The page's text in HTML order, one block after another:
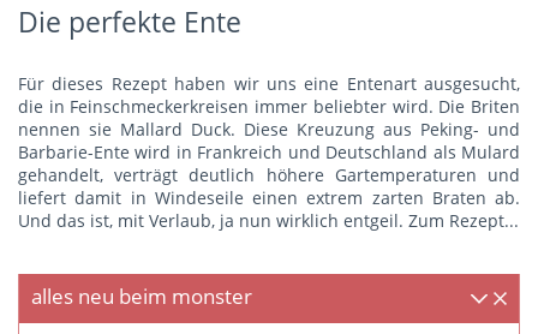
Die perfekte Ente
Für dieses Rezept haben wir uns eine Entenart ausgesucht,
die in Feinschmeckerkreisen immer beliebter wird. Die Briten
nennen sie Mallard Duck. Diese Kreuzung aus Peking- und
Barbarie-Ente wird in Frankreich und Deutschland als Mulard
gehandelt, verträgt deutlich höhere Gartemperaturen und
liefert damit in Windeseile einen extrem zarten Braten ab.
Und das ist, mit Verlaub, ja nun wirklich entgeil. Zum Rezept...
alles neu beim monster